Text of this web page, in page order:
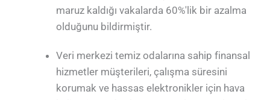
maruz kaldığı vakalarda 60%'lik bir azalma
olduğunu bildirmiştir.
Veri merkezi temiz odalarına sahip finansal
hizmetler müşterileri, çalışma süresini
korumak ve hassas elektronikler için hava